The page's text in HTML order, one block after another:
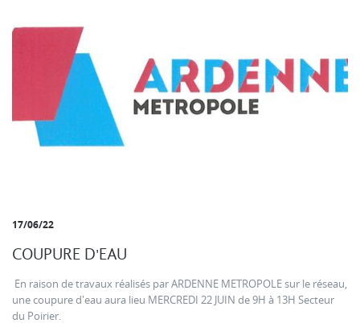
17/06/22
COUPURE D'EAU
En raison de travaux réalisés par ARDENNE METROPOLE sur le réseau,
une coupure d'eau aura lieu MERCREDI 22 JUIN de 9H à 13H Secteur
du Poirier.